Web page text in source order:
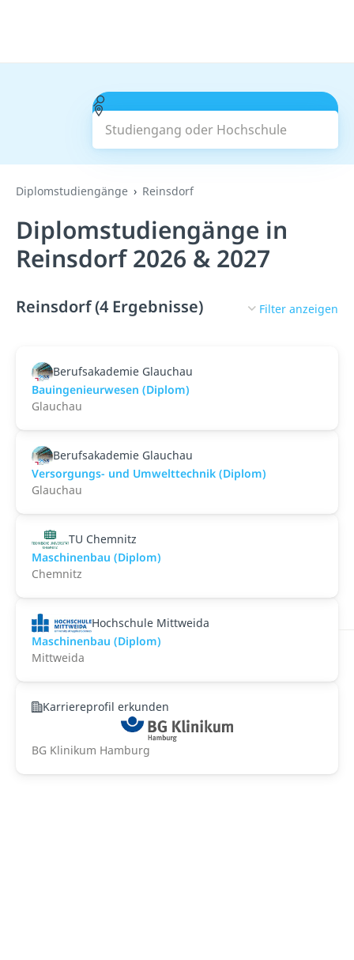
Studiengang oder Hochschule
Suchen
Diplomstudiengänge Reinsdorf
Diplomstudiengänge in
Reinsdorf 2026 & 2027
Reinsdorf (4 Ergebnisse) Filter anzeigen
Berufsakademie Glauchau
Bauingenieurwesen (Diplom)
Glauchau
Berufsakademie Glauchau
Versorgungs- und Umwelttechnik (Diplom)
Glauchau
TU Chemnitz
Maschinenbau (Diplom)
Chemnitz
Hochschule Mittweida
Maschinenbau (Diplom)
Mittweida
Karriereprofil erkunden
BG Klinikum Hamburg